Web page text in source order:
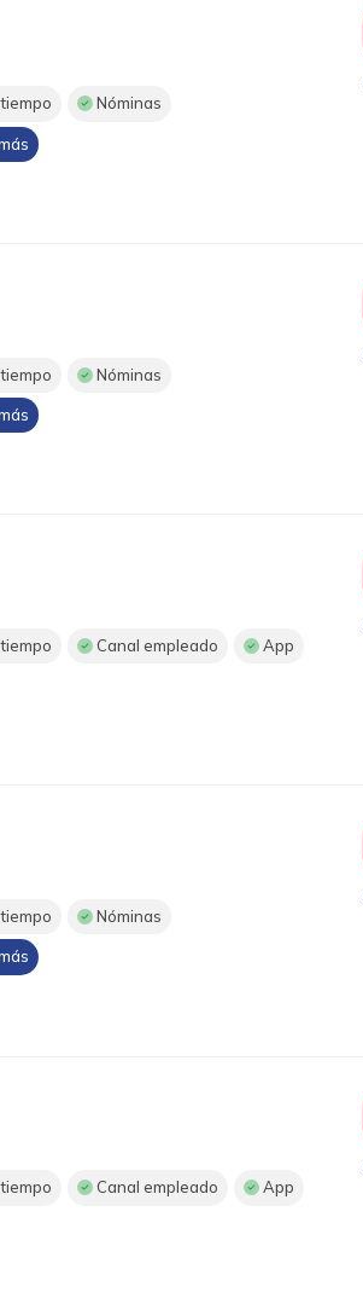
Nóminas
Nóminas
Canal empleado App
Nóminas
Canal empleado App